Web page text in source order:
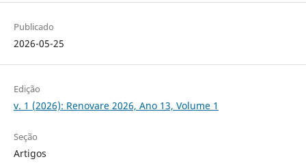
Publicado
2026-05-25
Edição
v. 1 (2026): Renovare 2026, Ano 13, Volume 1
Seção
Artigos